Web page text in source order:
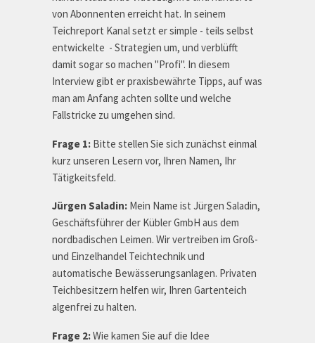
von Abonnenten erreicht hat. In seinem
Teichreport Kanal setzt er simple - teils selbst
entwickelte - Strategien um, und verblüfft
damit sogar so machen "Profi". In diesem
Interview gibt er praxisbewährte Tipps, auf was
man am Anfang achten sollte und welche
Fallstricke zu umgehen sind.
Frage 1: Bitte stellen Sie sich zunächst einmal
kurz unseren Lesern vor, Ihren Namen, Ihr
Tätigkeitsfeld.
Jürgen Saladin: Mein Name ist Jürgen Saladin,
Geschäftsführer der Kübler GmbH aus dem
nordbadischen Leimen. Wir vertreiben im Groß-
und Einzelhandel Teichtechnik und
automatische Bewässerungsanlagen. Privaten
Teichbesitzern helfen wir, Ihren Gartenteich
algenfrei zu halten.
Frage 2:Wie kamen Sie auf die Idee